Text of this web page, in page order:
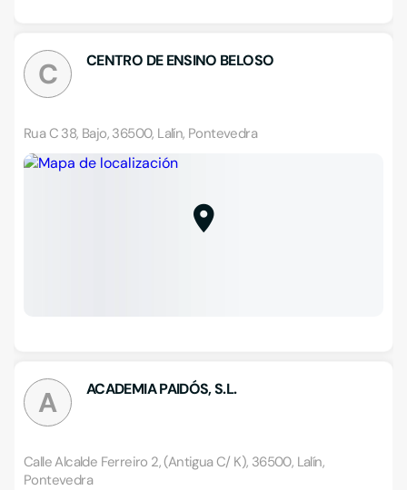
C CENTRO DE ENSINO BELOSO
Rua C 38, Bajo, 36500, Lalín, Pontevedra
A ACADEMIA PAIDÓS, S.L.
Calle Alcalde Ferreiro 2, (Antigua C/ K), 36500, Lalín,
Pontevedra